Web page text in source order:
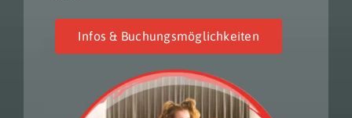
Infos & Buchungsmöglichkeiten